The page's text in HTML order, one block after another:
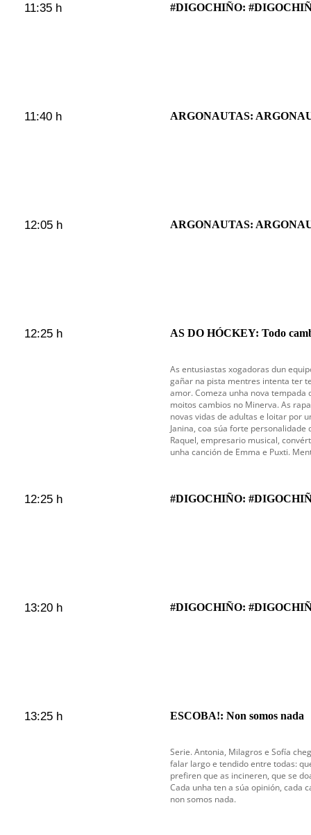
11:35 h #DIGOCHIÑO:
11:40 h ARGONAUTAS:
12:05 h ARGONAUTAS:
12:25 h AS DO HÓCKEY: Todo
As entusiastas xogadoras dun
gañar na pista mentres intenta ter
amor. Comeza unha nova tempada
moitos cambios no Minerva. As
novas vidas de adultas e loitar por
Janina, coa súa forte
Raquel, empresario musical,
unha canción de Emma e Puxti.
12:25 h #DIGOCHIÑO:
13:20 h #DIGOCHIÑO:
13:25 h ESCOBA!: Non somos nada
Serie. Antonia, Milagros e Sofía
falar largo e tendido entre todas:
prefiren que as incineren, que se
Cada unha ten a súa opinión, cada
non somos nada.